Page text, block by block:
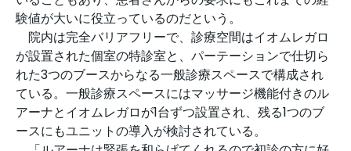
験値が大いに役立っているのだという。
院内は完全バリアフリーで、診療空間はイオムレガロ
が設置された個室の特診室と、パーテーションで仕切ら
れた3つのブースからなる一般診療スペースで構成され
ている。一般診療スペースにはマッサージ機能付きのル
アーナとイオムレガロが1台ずつ設置され、残る1つのブ
ースにもユニットの導入が検討されている。